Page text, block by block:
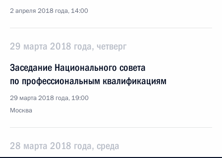
2 апреля 2018 года, 14:00
29 марта 2018 года, четверг
Заседание Национального совета
по профессиональным квалификациям
29 марта 2018 года, 19:00
Москва
28 марта 2018 года, среда